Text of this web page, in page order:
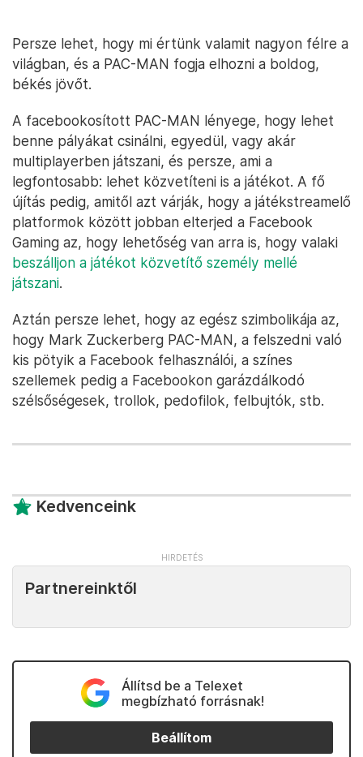
Persze lehet, hogy mi értünk valamit nagyon félre a
világban, és a PAC-MAN fogja elhozni a boldog,
békés jövőt.
A facebookosított PAC-MAN lényege, hogy lehet
benne pályákat csinálni, egyedül, vagy akár
multiplayerben játszani, és persze, ami a
legfontosabb: lehet közvetíteni is a játékot. A fő
újítás pedig, amitől azt várják, hogy a játékstreamelő
platformok között jobban elterjed a Facebook
Gaming az, hogy lehetőség van arra is, hogy valaki
beszálljon a játékot közvetítő személy mellé
játszani.
Aztán persze lehet, hogy az egész szimbolikája az,
hogy Mark Zuckerberg PAC-MAN, a felszedni való
kis pötyik a Facebook felhasználói, a színes
szellemek pedig a Facebookon garázdálkodó
szélsőségesek, trollok, pedofilok, felbujtók, stb.
Kedvenceink
Partnereinktől
Állítsd be a Telexet
megbízható forrásnak!
Beállítom